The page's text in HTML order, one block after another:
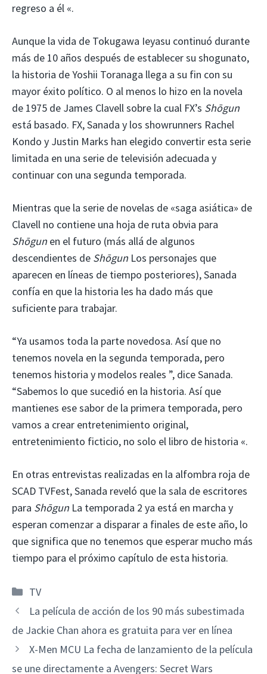
regreso a él «.
Aunque la vida de Tokugawa Ieyasu continuó durante
más de 10 años después de establecer su shogunato,
la historia de Yoshii Toranaga llega a su fin con su
mayor éxito político. O al menos lo hizo en la novela
de 1975 de James Clavell sobre la cual FX’s Shōgun
está basado. FX, Sanada y los showrunners Rachel
Kondo y Justin Marks han elegido convertir esta serie
limitada en una serie de televisión adecuada y
continuar con una segunda temporada.
Mientras que la serie de novelas de «saga asiática» de
Clavell no contiene una hoja de ruta obvia para
Shōgun en el futuro (más allá de algunos
descendientes de Shōgun Los personajes que
aparecen en líneas de tiempo posteriores), Sanada
confía en que la historia les ha dado más que
suficiente para trabajar.
“Ya usamos toda la parte novedosa. Así que no
tenemos novela en la segunda temporada, pero
tenemos historia y modelos reales ”, dice Sanada.
“Sabemos lo que sucedió en la historia. Así que
mantienes ese sabor de la primera temporada, pero
vamos a crear entretenimiento original,
entretenimiento ficticio, no solo el libro de historia «.
En otras entrevistas realizadas en la alfombra roja de
SCAD TVFest, Sanada reveló que la sala de escritores
para Shōgun La temporada 2 ya está en marcha y
esperan comenzar a disparar a finales de este año, lo
que significa que no tenemos que esperar mucho más
tiempo para el próximo capítulo de esta historia.
Categorías
TV
La película de acción de los 90 más subestimada
de Jackie Chan ahora es gratuita para ver en línea
X-Men MCU La fecha de lanzamiento de la película
se une directamente a Avengers: Secret Wars